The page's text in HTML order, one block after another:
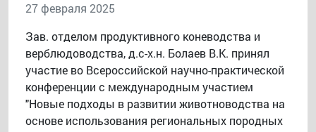
27 февраля 2025
Зав. отделом продуктивного коневодства и
верблюдоводства, д.с-х.н. Болаев В.К. принял
участие во Всероссийской научно-практической
конференции с международным участием
"Новые подходы в развитии животноводства на
основе использования региональных породных